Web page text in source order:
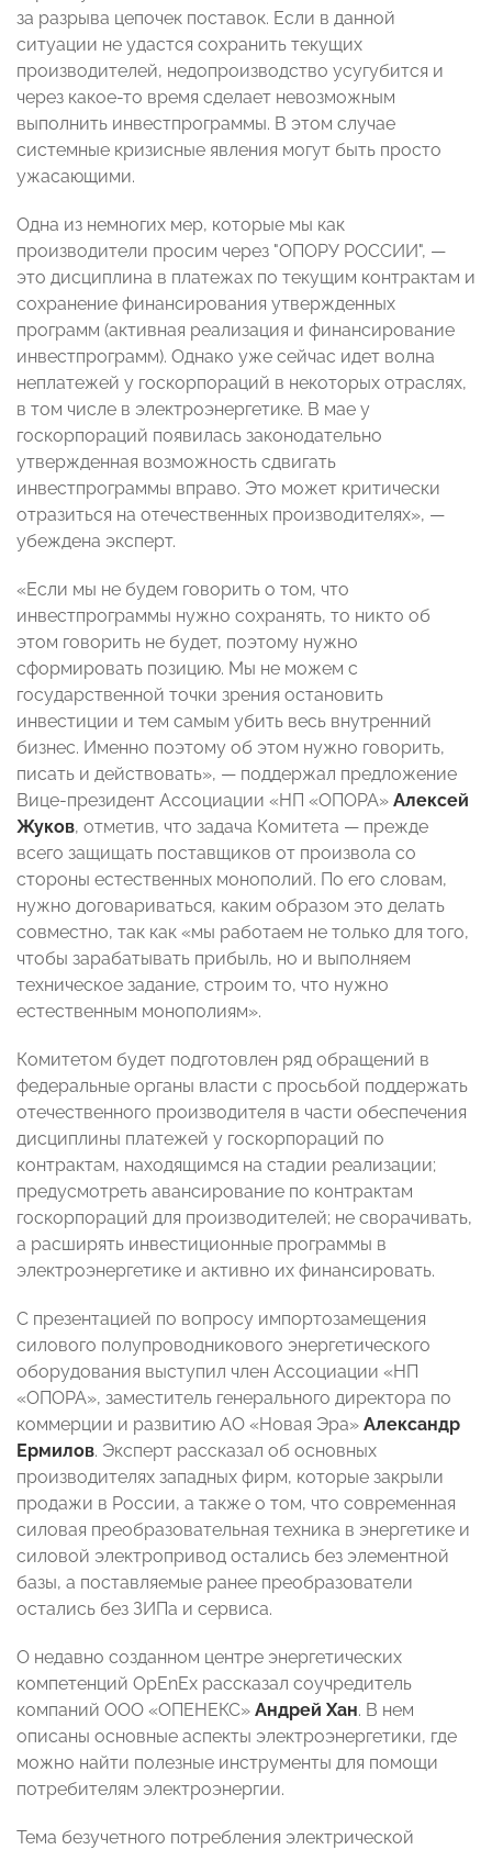
за разрыва цепочек поставок. Если в данной
ситуации не удастся сохранить текущих
производителей, недопроизводство усугубится и
через какое-то время сделает невозможным
выполнить инвестпрограммы. В этом случае
системные кризисные явления могут быть просто
ужасающими.
Одна из немногих мер, которые мы как
производители просим через "ОПОРУ РОССИИ", —
это дисциплина в платежах по текущим контрактам и
сохранение финансирования утвержденных
программ (активная реализация и финансирование
инвестпрограмм). Однако уже сейчас идет волна
неплатежей у госкорпораций в некоторых отраслях,
в том числе в электроэнергетике. В мае у
госкорпораций появилась законодательно
утвержденная возможность сдвигать
инвестпрограммы вправо. Это может критически
отразиться на отечественных производителях», —
убеждена эксперт.
«Если мы не будем говорить о том, что
инвестпрограммы нужно сохранять, то никто об
этом говорить не будет, поэтому нужно
сформировать позицию. Мы не можем с
государственной точки зрения остановить
инвестиции и тем самым убить весь внутренний
бизнес. Именно поэтому об этом нужно говорить,
писать и действовать», — поддержал предложение
Вице-президент Ассоциации «НП «ОПОРА» Алексей
Жуков, отметив, что задача Комитета — прежде
всего защищать поставщиков от произвола со
стороны естественных монополий. По его словам,
нужно договариваться, каким образом это делать
совместно, так как «мы работаем не только для того,
чтобы зарабатывать прибыль, но и выполняем
техническое задание, строим то, что нужно
естественным монополиям».
Комитетом будет подготовлен ряд обращений в
федеральные органы власти с просьбой поддержать
отечественного производителя в части обеспечения
дисциплины платежей у госкорпораций по
контрактам, находящимся на стадии реализации;
предусмотреть авансирование по контрактам
госкорпораций для производителей; не сворачивать,
а расширять инвестиционные программы в
электроэнергетике и активно их финансировать.
С презентацией по вопросу импортозамещения
силового полупроводникового энергетического
оборудования выступил член Ассоциации «НП
«ОПОРА», заместитель генерального директора по
коммерции и развитию АО «Новая Эра» Александр
Ермилов. Эксперт рассказал об основных
производителях западных фирм, которые закрыли
продажи в России, а также о том, что современная
силовая преобразовательная техника в энергетике и
силовой электропривод остались без элементной
базы, а поставляемые ранее преобразователи
остались без ЗИПа и сервиса.
О недавно созданном центре энергетических
компетенций OpEnEx рассказал соучредитель
компаний ООО «ОПЕНЕКС» Андрей Хан. В нем
описаны основные аспекты электроэнергетики, где
можно найти полезные инструменты для помощи
потребителям электроэнергии.
Тема безучетного потребления электрической